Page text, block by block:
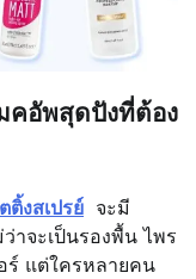
คอัพสุดปังที่ต้อง
ติ้งสเปรย์ จะมี
าจะเป็นรองพื้น ไพร
ร์ แต่ใครหลายคน